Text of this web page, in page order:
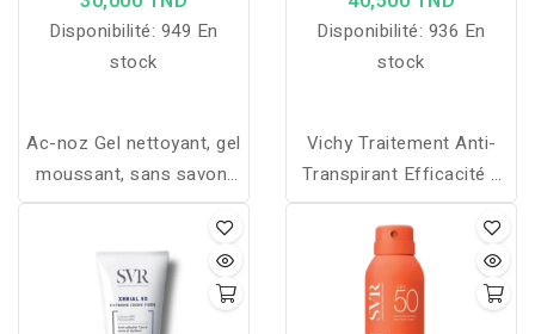
Disponibilité: 949 En
stock
Ac-noz Gel nettoyant, gel
moussant, sans savon,
pour l'hygiène des peaux
tendance acnéiques
Disponibilité: 936 En
stock
Vichy Traitement Anti-
Transpirant Efficacité 7
jours contient une
nouvelle génération
d’actif : l’anti-transpirant
micro-affiné. Il est 2 fois